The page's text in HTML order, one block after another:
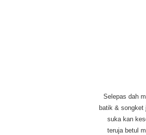
Selepas dah
batik & songket
suka kan
teruja betul